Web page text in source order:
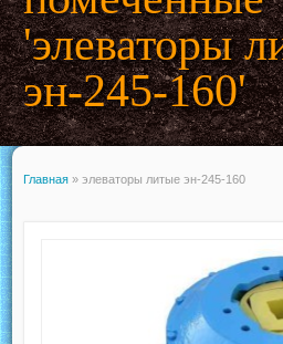
'элеваторы
эн-245-160'
Главная » элеваторы литые эн-245-160